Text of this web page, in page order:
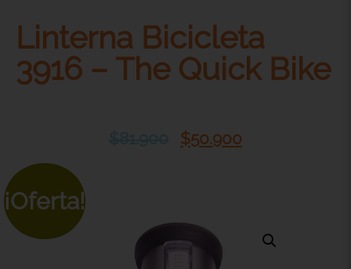
Linterna Bicicleta
3916 – The Quick Bike
$50.900
¡Oferta!